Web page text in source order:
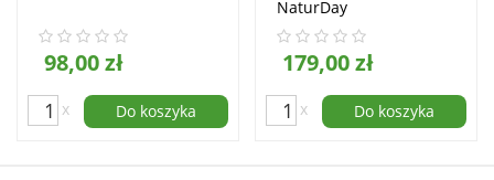
98,00 zł
x Do koszyka
NaturDay
179,00 zł
x Do koszyka